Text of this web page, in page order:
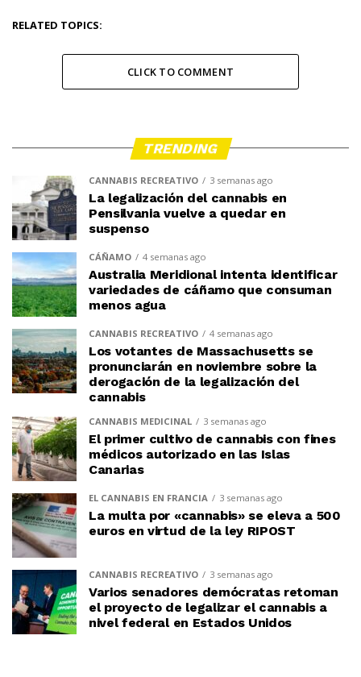
RELATED TOPICS:
CLICK TO COMMENT
TRENDING
CANNABIS RECREATIVO 3 semanas ago
La legalización del cannabis en
Pensilvania vuelve a quedar en
suspenso
CÁÑAMO 4 semanas ago
Australia Meridional intenta identificar
variedades de cáñamo que consuman
menos agua
CANNABIS RECREATIVO 4 semanas ago
Los votantes de Massachusetts se
pronunciarán en noviembre sobre la
derogación de la legalización del
cannabis
CANNABIS MEDICINAL 3 semanas ago
El primer cultivo de cannabis con fines
médicos autorizado en las Islas
Canarias
EL CANNABIS EN FRANCIA 3 semanas ago
La multa por «cannabis» se eleva a 500
euros en virtud de la ley RIPOST
CANNABIS RECREATIVO 3 semanas ago
Varios senadores demócratas retoman
el proyecto de legalizar el cannabis a
nivel federal en Estados Unidos